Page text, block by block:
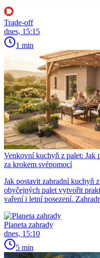
Trade-off
dnes, 15:15
1 min
Venkovní kuchyň z palet: Jak
za krokem svépomocí
Jak postavit zahradní kuchyň
obyčejných palet vytvořit
vaření i letní posezení.
Planeta zahrady
dnes, 15:10
5 min